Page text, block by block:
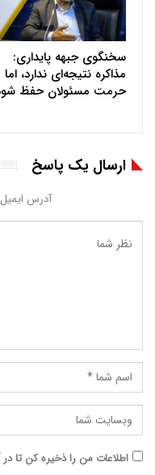
سخنگوی جبهه پایداری:
مذاکره نتیجه‌ای ندارد، اما
حرمت مسئولان حفظ
ارسال یک پاسخ
آدرس
اطلاعات من را ذخیره کن تا در